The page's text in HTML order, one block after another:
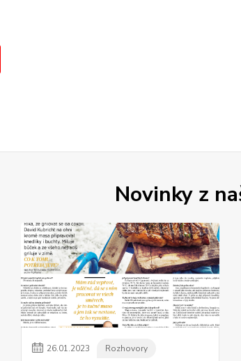
Novinky z
26.01.2023 Rozhovory